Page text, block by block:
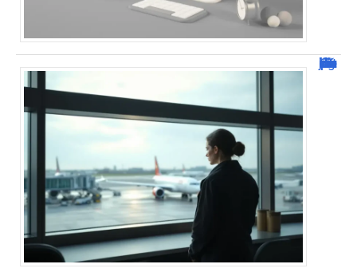
Combien de jour pour un décès d’un parent à l’étranger ?